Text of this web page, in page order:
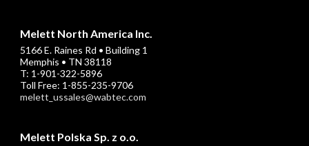
Melett North America Inc.
5166 E. Raines Rd • Building 1
Memphis • TN 38118
T: 1-901-322-5896
Toll Free: 1-855-235-9706
melett_ussales@wabtec.com
Melett Polska Sp. z o.o.